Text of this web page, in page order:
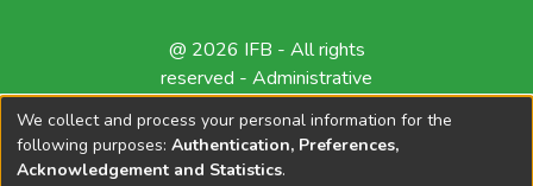
@ 2026 IFB - All rights
reserved - Administrative
We collect and process your personal information for the
following purposes: Authentication, Preferences,
Acknowledgement and Statistics.